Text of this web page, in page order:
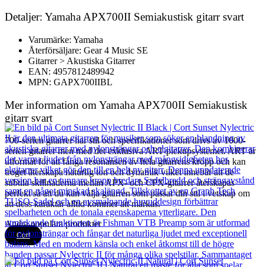
Detaljer: Yamaha APX700II Semiakustisk gitarr svart
Varumärke: Yamaha
Återförsäljare: Gear 4 Music SE
Gitarrer > Akustiska Gitarrer
EAN: 4957812489942
MPN: GAPX700IIBL
Mer information om Yamaha APX700II Semiakustisk
gitarr svart
700-serien gitarrer har stil och specifikationer som drivs av 1000-
serien gitarrer men med det exklusiva ART-pickupsystemet. ART är
utformat för att fånga resonansen av hela gitarrens kropp och kan
troget återskapa naturlig ton och dynamik vilket innebär att de
subtila skillnaderna mellan APX- och CPX-gitarrer återskapas
perfekt så att du kan välja gitarren som passar din stil i vetskap om
att dess karaktär alltid kommer att märkas.
Andra populära produkter
Cort